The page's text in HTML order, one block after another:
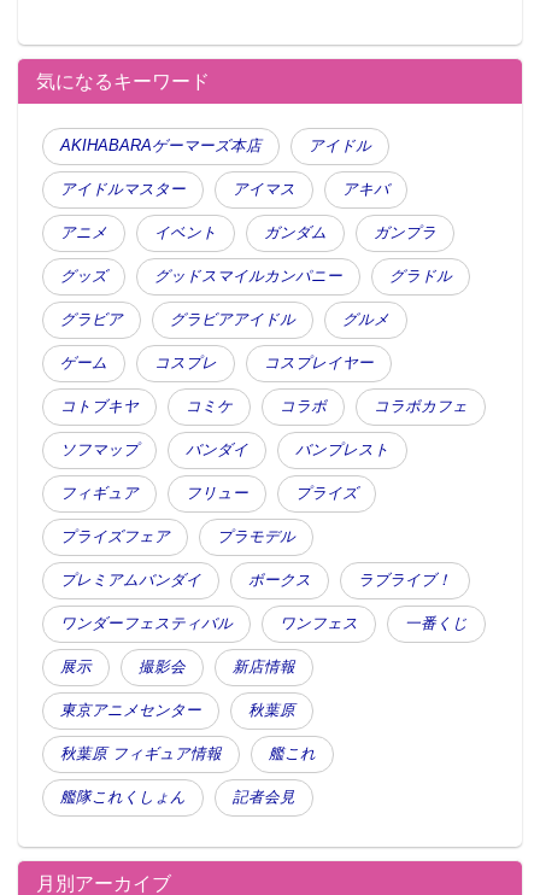
気になるキーワード
AKIHABARAゲーマーズ本店 アイドル
アイドルマスター アイマス アキバ
アニメ イベント ガンダム ガンプラ
グッズ グッドスマイルカンパニー グラドル
グラビア グラビアアイドル グルメ
ゲーム コスプレ コスプレイヤー
コトブキヤ コミケ コラボ コラボカフェ
ソフマップ バンダイ バンプレスト
フィギュア フリュー プライズ
プライズフェア プラモデル
プレミアムバンダイ ボークス ラブライブ！
ワンダーフェスティバル ワンフェス 一番くじ
展示 撮影会 新店情報
東京アニメセンター 秋葉原
秋葉原 フィギュア情報 艦これ
艦隊これくしょん 記者会見
月別アーカイブ